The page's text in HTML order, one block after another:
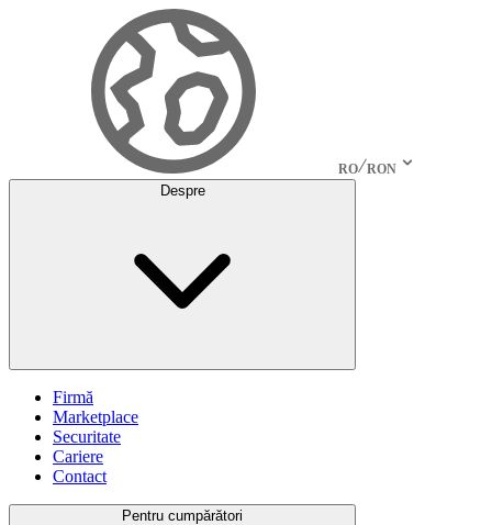
RO RON
Despre
Firmă
Marketplace
Securitate
Cariere
Contact
Pentru cumpărători